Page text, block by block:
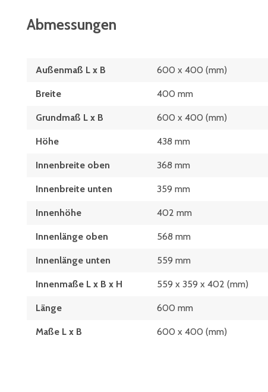
Abmessungen
Außenmaß L x B 600 x 400 (mm)
Breite 400 mm
Grundmaß L x B 600 x 400 (mm)
Höhe 438 mm
Innenbreite oben 368 mm
Innenbreite unten 359 mm
Innenhöhe 402 mm
Innenlänge oben 568 mm
Innenlänge unten 559 mm
Innenmaße L x B x H 559 x 359 x 402 (mm)
Länge 600 mm
Maße L x B 600 x 400 (mm)